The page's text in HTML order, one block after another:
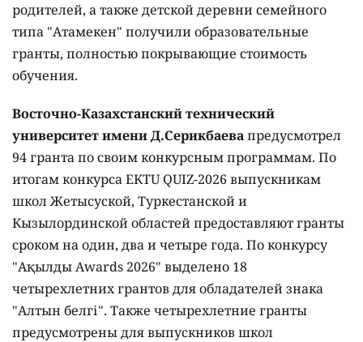
родителей, а также детской деревни семейного
типа "Атамекен" получили образовательные
гранты, полностью покрывающие стоимость
обучения.
Восточно-Казахстанский технический
университет имени Д.Серикбаевапредусмотрел
94 гранта по своим конкурсным программам. По
итогам конкурса EKTU QUIZ-2026 выпускникам
школ Жетысуской, Туркестанской и
Кызылординской областей предоставляют гранты
сроком на один, два и четыре года. По конкурсу
"Ақылды Awards 2026" выделено 18
четырехлетних грантов для обладателей знака
"Алтын белгі". Также четырехлетние гранты
предусмотрены для выпускников школ